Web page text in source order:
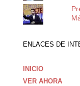
ENLACES DE
INICIO
VER AHORA